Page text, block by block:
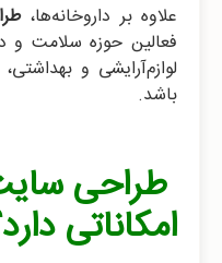
علاوه بر داروخانه‌ها،
فعالین حوزه سلامت و
لوازم‌آرایشی و
باشد.
طراحی
امکاناتی